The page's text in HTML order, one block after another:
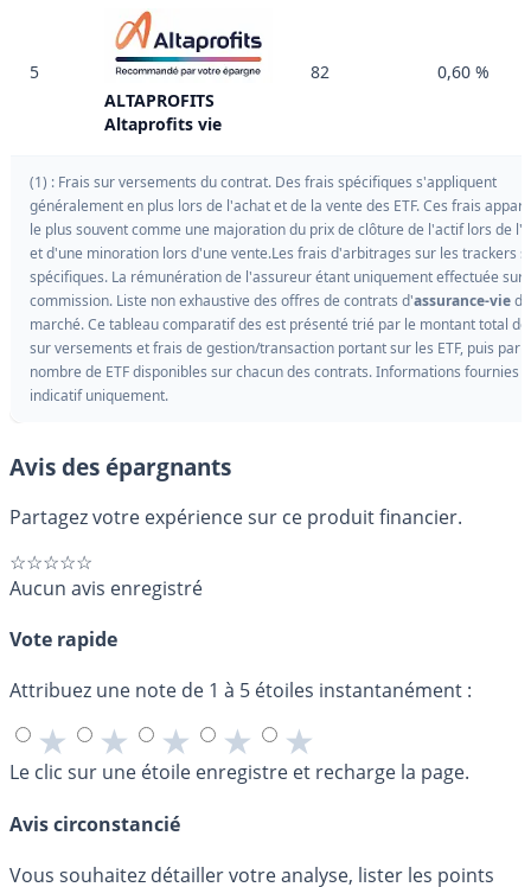
5
ALTAPROFITS
Altaprofits vie
82 0,60 %
(1) : Frais sur versements du contrat. Des frais spécifiques s'appliquent
généralement en plus lors de l'achat et de la vente des ETF. Ces frais
le plus souvent comme une majoration du prix de clôture de l'actif lors de
et d'une minoration lors d'une vente.Les frais d'arbitrages sur les trackers
spécifiques. La rémunération de l'assureur étant uniquement effectuée sur
commission. Liste non exhaustive des offres de contrats d'assurance-viedu
marché. Ce tableau comparatif des est présenté trié par le montant total
sur versements et frais de gestion/transaction portant sur les ETF, puis par
nombre de ETF disponibles sur chacun des contrats. Informations fournies
indicatif uniquement.
Avis des épargnants
Partagez votre expérience sur ce produit financier.
☆☆☆☆☆
Aucun avis enregistré
Vote rapide
Attribuez une note de 1 à 5 étoiles instantanément :
★ ★ ★ ★ ★
Le clic sur une étoile enregistre et recharge la page.
Avis circonstancié
Vous souhaitez détailler votre analyse, lister les points